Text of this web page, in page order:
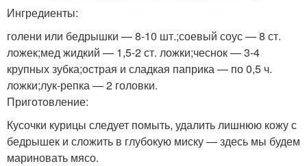
Ингредиенты:
голени или бедрышки — 8-10 шт.;соевый соус — 8 ст.
ложек;мед жидкий — 1,5-2 ст. ложки;чеснок — 3-4
крупных зубка;острая и сладкая паприка — по 0,5 ч.
ложки;лук-репка — 2 головки.
Приготовление:
Кусочки курицы следует помыть, удалить лишнюю кожу с
бедрышек и сложить в глубокую миску — здесь мы будем
мариновать мясо.